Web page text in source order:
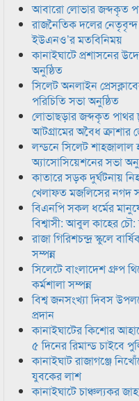
আবারো লোভার জব্দকৃত
রাজনৈতিক দলের
ইউএনও’র মতবিনিময়
কানাইঘাটে প্রশাসনের
অনুষ্ঠিত
সিলেট অনলাইন
পরিচিতি সভা অনুষ্ঠিত
লোভাছড়ার জব্দকৃত পাথর
আটগ্রামের অবৈধ ক্রাশার
লন্ডনে সিলেট শাহজালাল
অ্যাসোসিয়েশনের সভা
কাতারে সড়ক দুর্ঘটনায়
খেলাফত মজলিসের নগদ
বিএনপি সকল ধর্মের
বিশ্বাসী: আবুল কাহের চৌ:
রাজা গিরিশচন্দ্র স্কুলে
সম্পন্ন
সিলেটে বাংলাদেশ গ্রুপ
কর্মশালা সম্পন্ন
বিশ্ব জনসংখ্যা দিবস
প্রদান
কানাইঘাটের কিশোর
৫ দিনের রিমান্ড চাইবে
কানাইঘাট রাজাগঞ্জে
যুবকের লাশ
কানাইঘাটে চাঞ্চল্যকর